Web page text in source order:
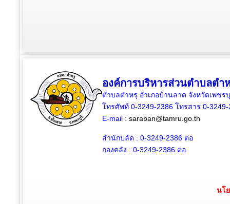
องค์การบริหารส่วนตำบลตำ
ตำบลตำหรุ อำเภอบ้านลาด จังหวัดเพชร
โทรศัพท์ 0-3249-2386 โทรสาร 0-3249-
E-mail : saraban@tamru.go.th
สำนักปลัด : 0-3249-2386 ต่อ
กองคลัง : 0-3249-2386 ต่อ
นโ